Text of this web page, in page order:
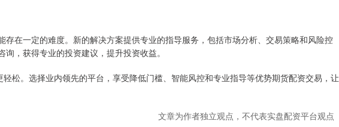
存在一定的难度。新的解决方案提供专业的指导服务，包括市场分析、交易策略和风险控
，获得专业的投资建议，提升投资收益。
松。选择业内领先的平台，享受降低门槛、智能风控和专业指导等优势期货配资交易，让
文章为作者独立观点，不代表实盘配资平台观点